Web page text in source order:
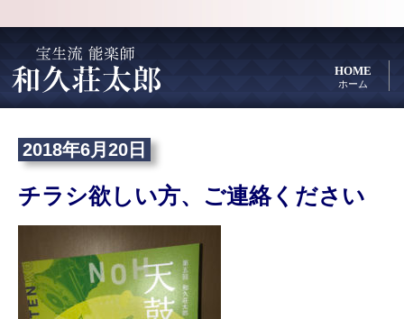
HOME
ホーム
2018年6月20日
チラシ欲しい方、ご連絡ください